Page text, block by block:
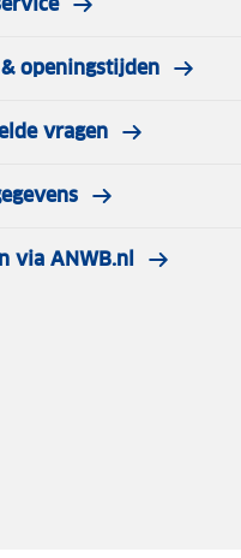
maar de
langer droge luiers of
je kunt starten met de
niet net voor
design van My Carry
leuker en handiger,
openingstijden
vragen
via ANWB.nl